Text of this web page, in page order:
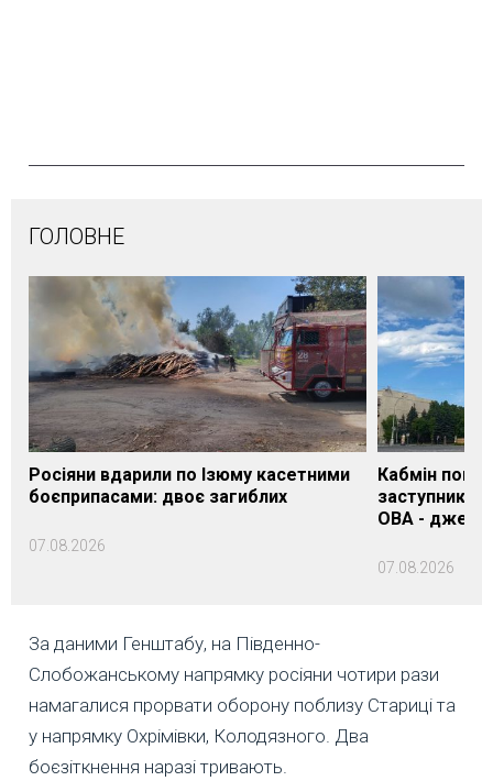
ГОЛОВНЕ
Росіяни вдарили по Ізюму касетними
боєприпасами: двоє загиблих
07.08.2026
Кабмін
заступника
ОВА -
07.08.2026
За даними Генштабу, на Південно-
Слобожанському напрямку росіяни чотири рази
намагалися прорвати оборону поблизу Стариці та
у напрямку Охрімівки, Колодязного. Два
боєзіткнення наразі тривають.